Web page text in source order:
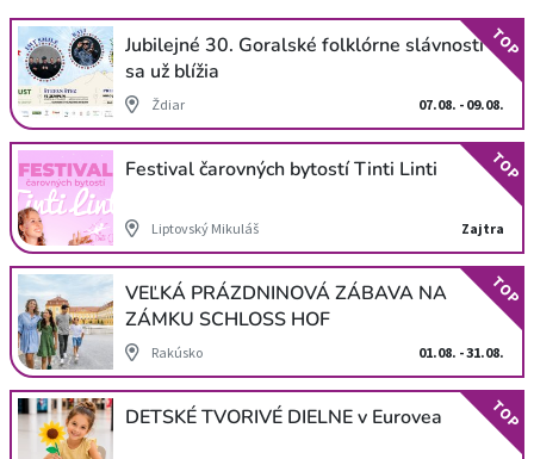
Jubilejné 30. Goralské folklórne slávnosti
sa už blížia
Ždiar 07.08. - 09.08.
TOP
Festival čarovných bytostí Tinti Linti
Liptovský Mikuláš Zajtra
TOP
VEĽKÁ PRÁZDNINOVÁ ZÁBAVA NA
ZÁMKU SCHLOSS HOF
Rakúsko 01.08. - 31.08.
TOP
DETSKÉ TVORIVÉ DIELNE v Eurovea TOP